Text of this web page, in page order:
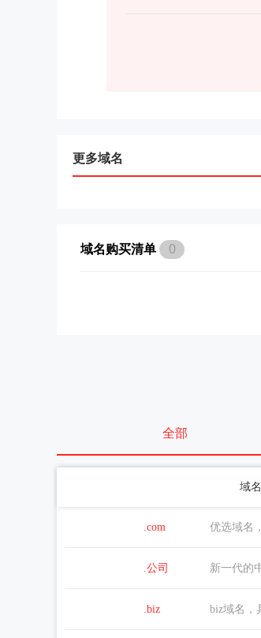
更多域名
域名购买清单 0
全部
域
.com 优选域名
.公司 新一代的
.biz biz域名，